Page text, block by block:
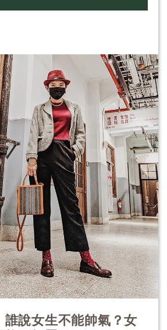
誰說女生不能帥氣？女